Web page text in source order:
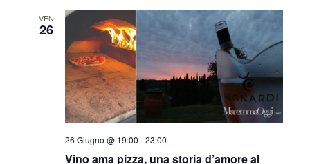
VEN
26
Vino ama pizza, una storia d’amore al
26 Giugno @ 19:00 -23:00